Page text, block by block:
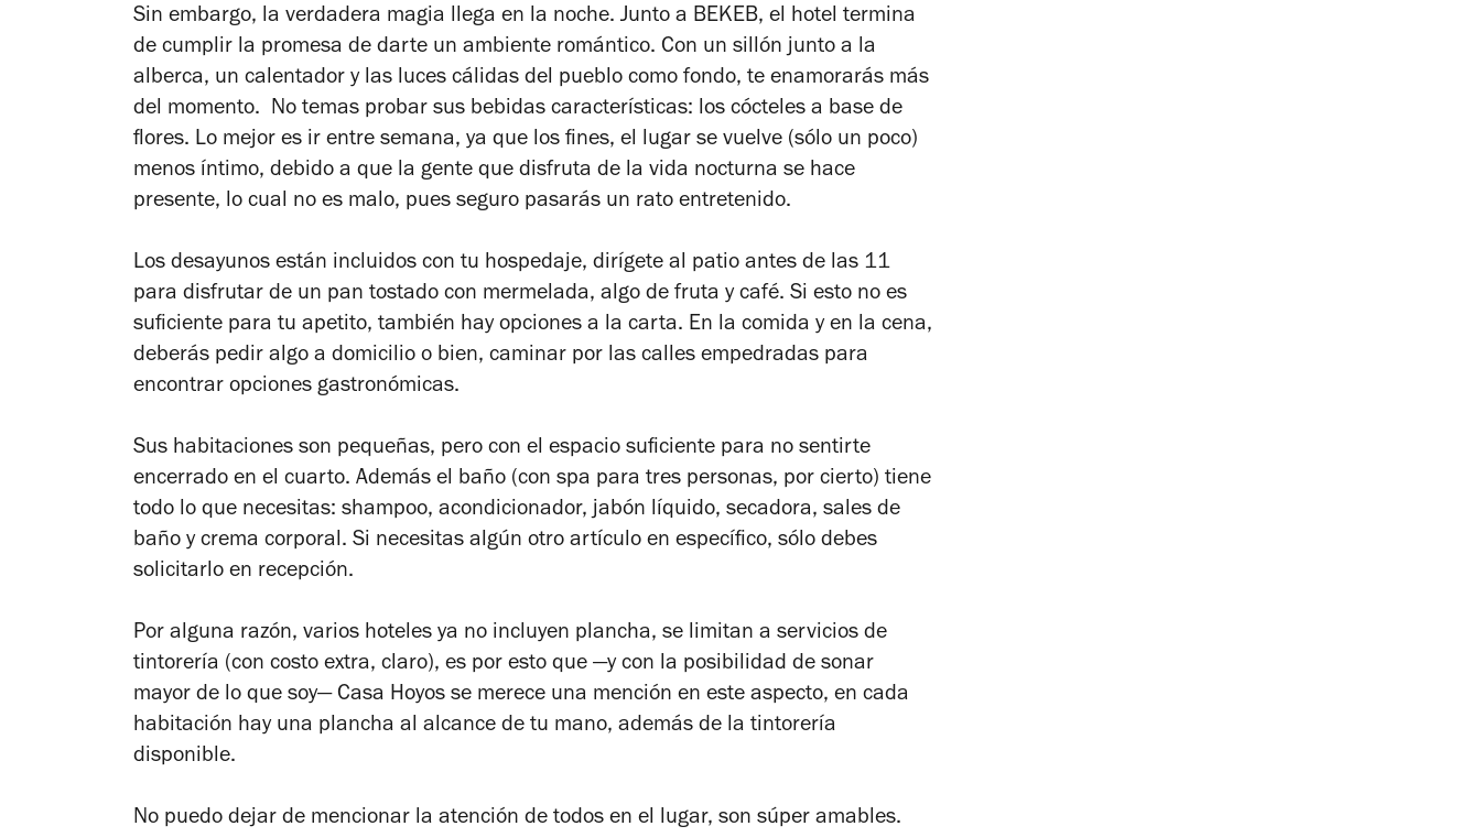
Sin embargo, la verdadera magia llega en la noche. Junto a BEKEB, el hotel termina
de cumplir la promesa de darte un ambiente romántico. Con un sillón junto a la
alberca, un calentador y las luces cálidas del pueblo como fondo, te enamorarás más
del momento. No temas probar sus bebidas características: los cócteles a base de
flores. Lo mejor es ir entre semana, ya que los fines, el lugar se vuelve (sólo un poco)
menos íntimo, debido a que la gente que disfruta de la vida nocturna se hace
presente, lo cual no es malo, pues seguro pasarás un rato entretenido.
Los desayunos están incluidos con tu hospedaje, dirígete al patio antes de las 11
para disfrutar de un pan tostado con mermelada, algo de fruta y café. Si esto no es
suficiente para tu apetito, también hay opciones a la carta. En la comida y en la cena,
deberás pedir algo a domicilio o bien, caminar por las calles empedradas para
encontrar opciones gastronómicas.
Sus habitaciones son pequeñas, pero con el espacio suficiente para no sentirte
encerrado en el cuarto. Además el baño (con spa para tres personas, por cierto) tiene
todo lo que necesitas: shampoo, acondicionador, jabón líquido, secadora, sales de
baño y crema corporal. Si necesitas algún otro artículo en específico, sólo debes
solicitarlo en recepción.
Por alguna razón, varios hoteles ya no incluyen plancha, se limitan a servicios de
tintorería (con costo extra, claro), es por esto que —y con la posibilidad de sonar
mayor de lo que soy—Casa Hoyos se merece una mención en este aspecto, en cada
habitación hay una plancha al alcance de tu mano, además de la tintorería
disponible.
No puedo dejar de mencionar la atención de todos en el lugar, son súper amables.